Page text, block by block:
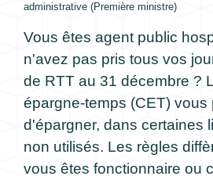
administrative (Première ministre)
Vous êtes agent public
n'avez pas pris tous vos
de RTT au 31 décembre ?
épargne-temps (CET) vous
d'épargner, dans certaines
non utilisés. Les règles
vous êtes fonctionnaire ou